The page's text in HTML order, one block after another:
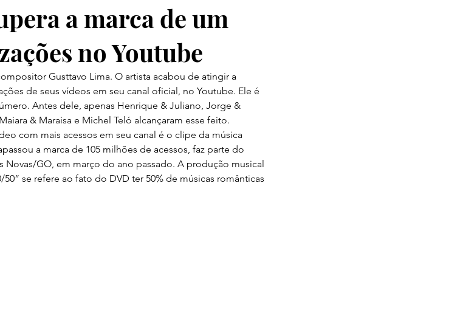
a marca de um
no Youtube
Gusttavo Lima. O artista acabou de atingir a
de seus vídeos em seu canal oficial, no Youtube. Ele é
Antes dele, apenas Henrique & Juliano, Jorge &
& Maraisa e Michel Teló alcançaram esse feito.
com mais acessos em seu canal é o clipe da música
a marca de 105 milhões de acessos, faz parte do
Novas/GO, em março do ano passado. A produção musical
se refere ao fato do DVD ter 50% de músicas românticas